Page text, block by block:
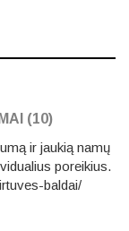
(10)
ir jaukią namų
poreikius.
baldai/